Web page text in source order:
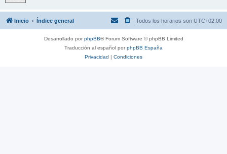
Inicio Índice general Todos los horarios son UTC+02:00
Desarrollado porphpBB® Forum Software © phpBB Limited
Traducción al español porphpBB España
Privacidad | Condiciones